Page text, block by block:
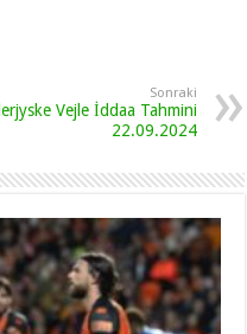
Sonraki
Vejle İddaa Tahmini
22.09.2024